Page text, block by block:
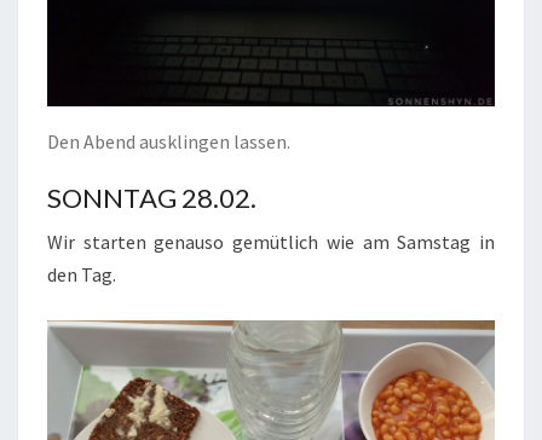
Den Abend ausklingen lassen.
SONNTAG 28.02.
Wir starten genauso gemütlich wie am Samstag in
den Tag.